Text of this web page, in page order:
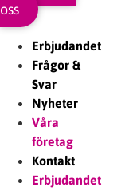
oss
Erbjudandet
Frågor &
Svar
Nyheter
Våra
företag
Kontakt
Erbjudandet